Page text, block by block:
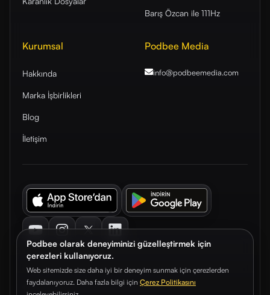
Podbee olarak deneyiminizi güzelleştirmek için
çerezleri kullanıyoruz.
Web sitemizde size daha iyi bir deneyim sunmak için çerezlerden
faydalanıyoruz. Daha fazla bilgi için Çerez Politikasını
Barış Özcan ile 111Hz
Kurumsal
Hakkında
Marka İşbirlikleri
Blog
İletişim
Podbee Media
info@podbeemedia.com
© 2026. Podbee Media. Tüm hakları saklıdır.